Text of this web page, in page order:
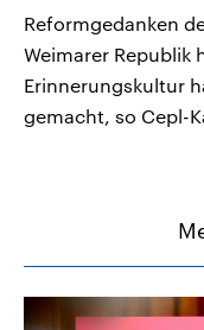
Reformgedanken
Weimarer Republik
Erinnerungskultur
gemacht, so Cepl-